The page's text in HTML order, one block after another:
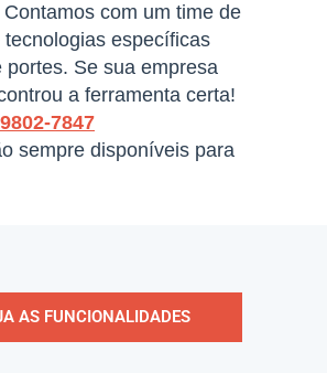
Contamos com um time de
específicas
Se sua empresa
a ferramenta certa!
7847
sempre disponíveis para
AS FUNCIONALIDADES